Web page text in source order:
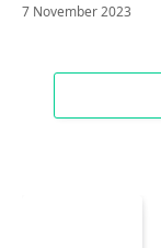
7 November 2023